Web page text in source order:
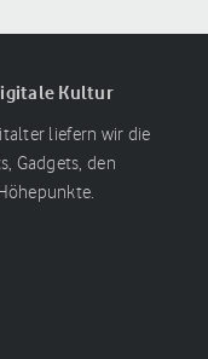
Kultur
liefern wir die
Gadgets, den